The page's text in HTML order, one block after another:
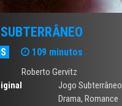
109 minutos
Roberto Gervitz
Jogo Subterrâneo
Drama, Romance